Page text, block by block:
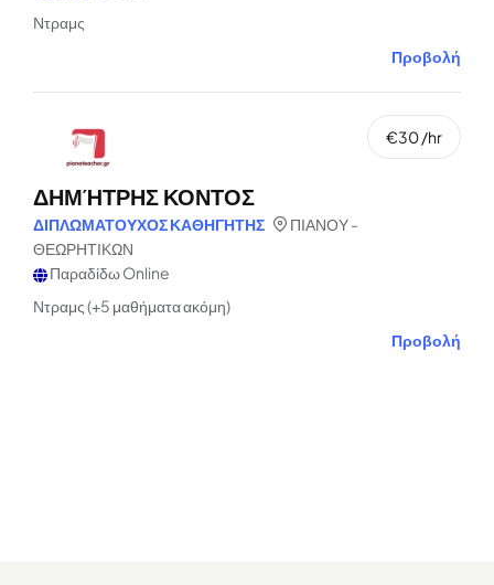
Ντραμς
Προβολή
ΔΗΜΉΤΡΗΣ ΚΟΝΤΟΣ
ΔΙΠΛΩΜΑΤΟΥΧΟΣ ΚΑΘΗΓΗΤΗΣ
ΠΙΑΝΟΥ -
ΘΕΩΡΗΤΙΚΩΝ
Παραδίδω Online
Ντραμς (+5 μαθήματα ακόμη)
Προβολή
€30 /hr